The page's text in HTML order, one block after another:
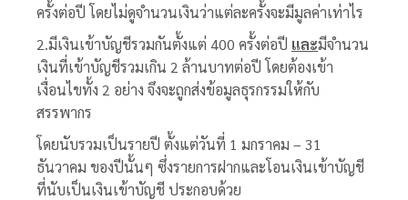
ครั้งต่อปี โดยไม่ดูจำนวนเงินว่าแต่ละครั้งจะมีมูลค่าเท่าไร
2.มีเงินเข้าบัญชีรวมกันตั้งแต่ 400 ครั้งต่อปี และมีจำนวน
เงินที่เข้าบัญชีรวมเกิน 2 ล้านบาทต่อปี โดยต้องเข้า
เงื่อนไขทั้ง 2 อย่าง จึงจะถูกส่งข้อมูลธุรกรรมให้กับ
สรรพากร
โดยนับรวมเป็นรายปี ตั้งแต่วันที่ 1 มกราคม – 31
ธันวาคม ของปีนั้นๆ ซึ่งรายการฝากและโอนเงินเข้าบัญชี
ที่นับเป็นเงินเข้าบัญชี ประกอบด้วย